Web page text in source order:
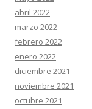
abril 2022
marzo 2022
febrero 2022
enero 2022
diciembre 2021
noviembre 2021
octubre 2021